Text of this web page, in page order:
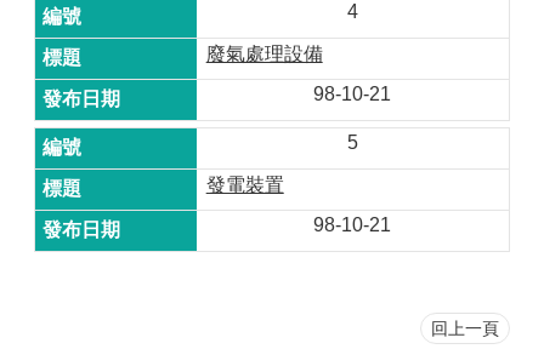
4
廢氣處理設備
98-10-21
5
發電裝置
98-10-21
回上一頁